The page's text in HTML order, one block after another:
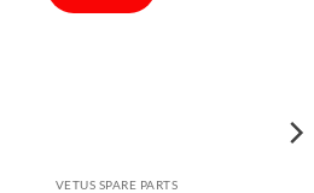
VETUS SPARE PARTS